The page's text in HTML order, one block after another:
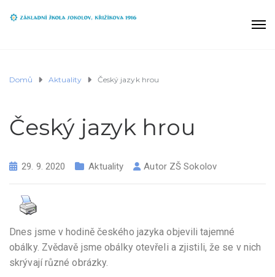
Domů Aktuality Český jazyk hrou
Český jazyk hrou
29. 9. 2020 Aktuality Autor ZŠ Sokolov
Dnes jsme v hodině českého jazyka objevili tajemné
obálky. Zvědavě jsme obálky otevřeli a zjistili, že se v nich
skrývají různé obrázky.